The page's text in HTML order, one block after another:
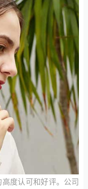
度认可和好评。公司